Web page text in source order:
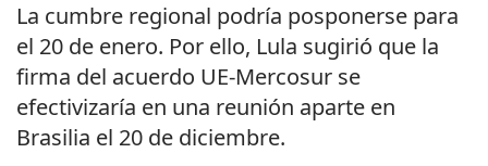
La cumbre regional podría posponerse para
el 20 de enero. Por ello, Lula sugirió que la
firma del acuerdo UE-Mercosur se
efectivizaría en una reunión aparte en
Brasilia el 20 de diciembre.